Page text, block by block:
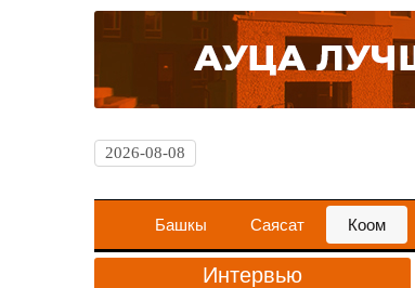
2026-08-08
Башкы Саясат Коом
Интервью